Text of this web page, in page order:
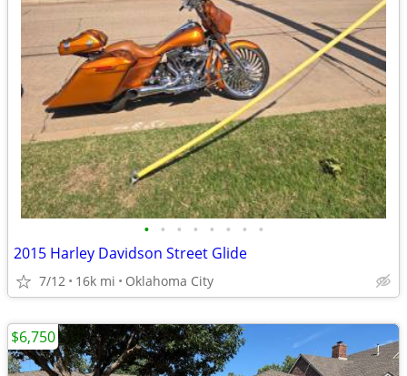
• • • • • • • •
2015 Harley Davidson Street Glide
7/12 16k mi Oklahoma City
$6,750